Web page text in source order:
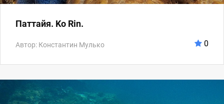
Паттайя. Ko Rin.
Автор: Константин Мулько 0